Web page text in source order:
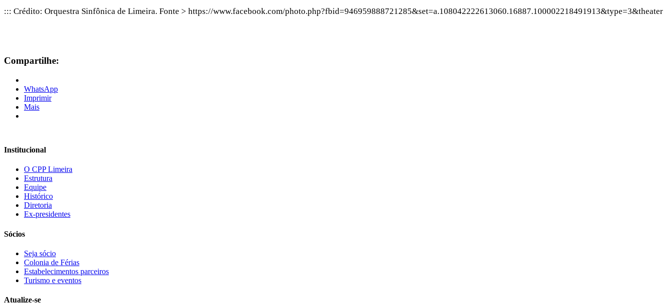
::: Crédito: Orquestra Sinfônica de Limeira. Fonte > https://www.facebook.com/photo.php?fbid=946959888721285&set=a.108042222613060.16887.100002218491913&type=3&theater
Compartilhe:
WhatsApp
Imprimir
Mais
Institucional
O CPP Limeira
Estrutura
Equipe
Histórico
Diretoria
Ex-presidentes
Sócios
Seja sócio
Colonia de Férias
Estabelecimentos parceiros
Turismo e eventos
Atualize-se